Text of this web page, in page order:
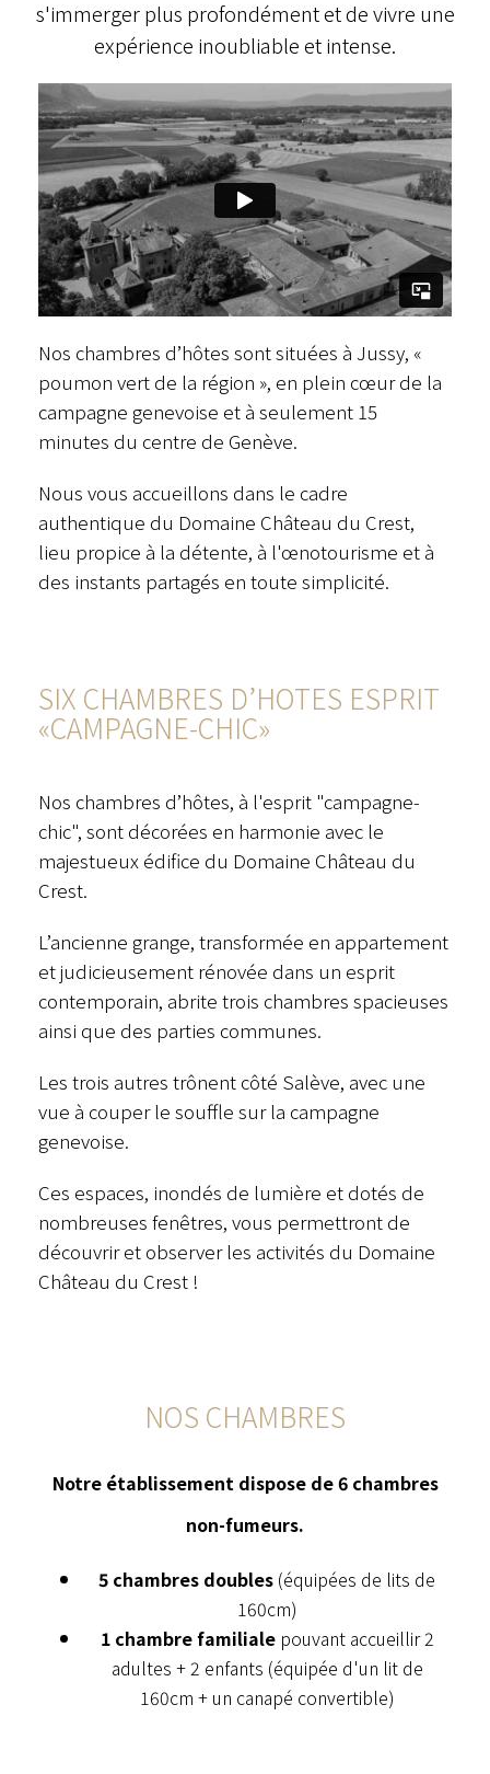
s'immerger plus profondément et de vivre une
expérience inoubliable et intense.
Nos chambres d’hôtes sont situées à Jussy, «
poumon vert de la région », en plein cœur de la
campagne genevoise et à seulement 15
minutes du centre de Genève.
Nous vous accueillons dans le cadre
authentique du Domaine Château du Crest,
lieu propice à la détente, à l'œnotourisme et à
des instants partagés en toute simplicité.
SIX CHAMBRES D’HOTES ESPRIT
«CAMPAGNE-CHIC»
Nos chambres d’hôtes, à l'esprit "campagne-
chic", sont décorées en harmonie avec le
majestueux édifice du Domaine Château du
Crest.
L’ancienne grange, transformée en appartement
et judicieusement rénovée dans un esprit
contemporain, abrite trois chambres spacieuses
ainsi que des parties communes.
Les trois autres trônent côté Salève, avec une
vue à couper le souffle sur la campagne
genevoise.
Ces espaces, inondés de lumière et dotés de
nombreuses fenêtres, vous permettront de
découvrir et observer les activités du Domaine
Château du Crest !
NOS CHAMBRES
Notre établissement dispose de 6 chambres
non-fumeurs.
5 chambres doubles (équipées de lits de
160cm)
1 chambre familialepouvant accueillir 2
adultes + 2 enfants (équipée d'un lit de
160cm + un canapé convertible)